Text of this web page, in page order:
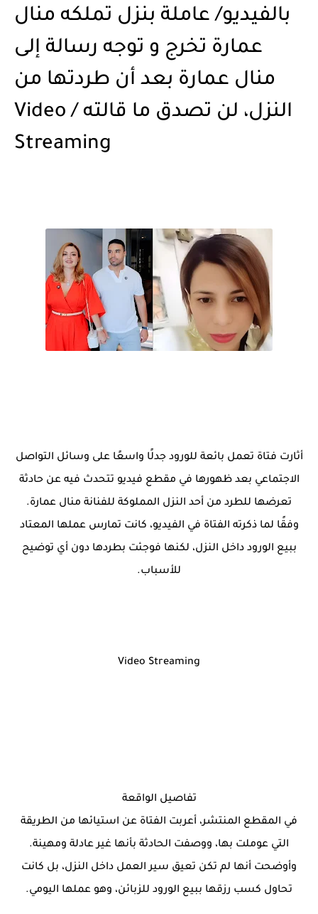
بالفيديو/ عاملة بنزل تملكه منال
عمارة تخرج و توجه رسالة إلى
منال عمارة بعد أن طردتها من
النزل، لن تصدق ما قالته / Video
Streaming
أثارت فتاة تعمل بائعة للورود جدلًا واسعًا على وسائل التواصل
الاجتماعي بعد ظهورها في مقطع فيديو تتحدث فيه عن حادثة
تعرضها للطرد من أحد النزل المملوكة للفنانة منال عمارة.
وفقًا لما ذكرته الفتاة في الفيديو، كانت تمارس عملها المعتاد
ببيع الورود داخل النزل، لكنها فوجئت بطردها دون أي توضيح
للأسباب.
Video Streaming
تفاصيل الواقعة
في المقطع المنتشر، أعربت الفتاة عن استيائها من الطريقة
التي عوملت بها، ووصفت الحادثة بأنها غير عادلة ومهينة.
وأوضحت أنها لم تكن تعيق سير العمل داخل النزل، بل كانت
تحاول كسب رزقها ببيع الورود للزبائن، وهو عملها اليومي.